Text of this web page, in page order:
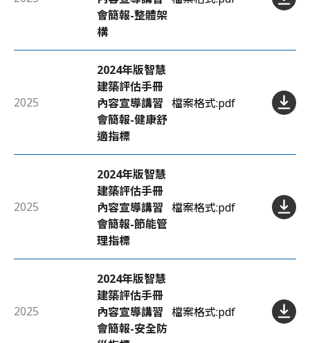
會簡報-整體架
構
2025
2024年版智慧
建築評估手冊
內容宣導講習
會簡報-健康舒
適指標
檔案格式:pdf
2025
2024年版智慧
建築評估手冊
內容宣導講習
會簡報-節能管
理指標
檔案格式:pdf
2025
2024年版智慧
建築評估手冊
內容宣導講習
會簡報-安全防
檔案格式:pdf